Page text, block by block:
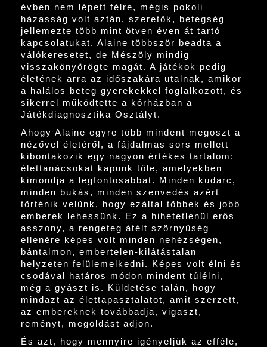
évben nem lépett félre, mégis pokoli
házasság volt aztán, szeretők, betegség
jellemezte több mint ötven éven át tartó
kapcsolatukat. Alaine többször beadta a
válókeresetet, de Mészöly mindig
visszakönyörögte magát. A játékok pedig
életének arra az időszakára utalnak, amikor
a halálos beteg gyerekekkel foglalkozott, és
sikerrel működtette a kórházban a
Játékdiagnosztika Osztályt.
Ahogy Alaine egyre több mindent megoszt a
nézővel életéről, a fájdalmas sors mellett
kibontakozik egy nagyon értékes tartalom:
élettanácsokat kapunk tőle, amelyekben
kimondja a legfontosabbat. Minden kudarc,
minden bukás, minden szenvedés azért
történik velünk, hogy ezáltal többek és jobb
emberek lehessünk. Ez a hihetetlenül erős
asszony, a rengeteg átélt szörnyűség
ellenére képes volt minden nehézségen,
bántalmon, embertelen-kilátástalan
helyzeten felülemelkedni. Képes volt élni és
csodával határos módon mindent túlélni,
még a gyászt is. Küldetése talán, hogy
mindazt az élettapasztalatot, amit szerzett,
az embereknek továbbadja, vigaszt,
reményt, megoldást adjon.
És azt, hogy mennyire igényeljük az efféle,